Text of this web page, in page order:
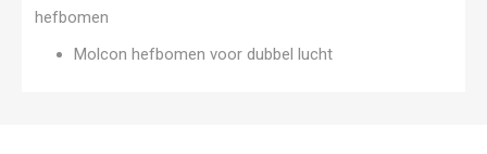
hefbomen
Molcon hefbomen voor dubbel lucht